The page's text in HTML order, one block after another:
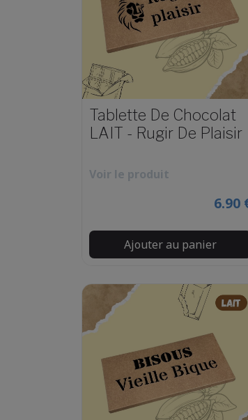
Tablette De Chocolat
LAIT - Rugir De Plaisir
Voir le produit
6.90
Ajouter au panier